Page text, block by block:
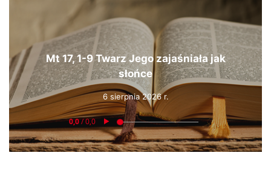
Mt 17, 1-9 Twarz Jego zajaśniała jak
słońce
6 sierpnia 2026 r.